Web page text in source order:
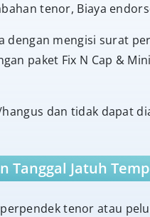
tenor, Biaya
mengisi surat
paket Fix N Cap &
dan tidak dapat
Tanggal Jatuh
tenor atau